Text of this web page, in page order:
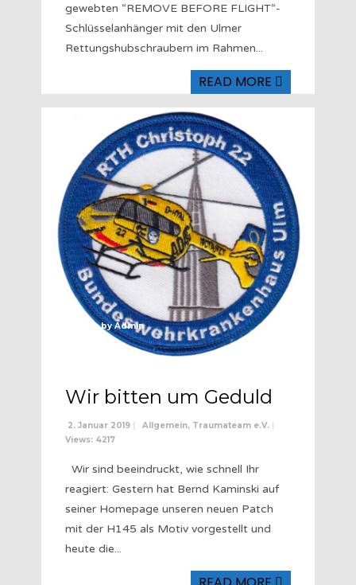
gewebten “REMOVE BEFORE FLIGHT“-
Schlüsselanhänger mit den Ulmer
Rettungshubschraubern im Rahmen...
READ MORE
Written byAdmin
Wir bitten um Geduld
2. Januar 2019 Allgemein, Traumateam e.V.
Views: 4217
Wir sind beeindruckt, wie schnell Ihr
reagiert: Gestern hat Bernd Kaminski auf
seiner Homepage unseren neuen Patch
mit der H145 als Motiv vorgestellt und
heute die...